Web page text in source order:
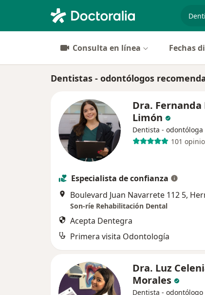
Consulta en línea Fechas
Dentistas - odontólogos
Dra.
Limón
Dentista - odontóloga
101
Especialista de confianza
Son-ríe Rehabilitación Dental
Acepta Dentegra
Primera visita Odontología
Dra. Luz
Morales
Dentista - odontólogo